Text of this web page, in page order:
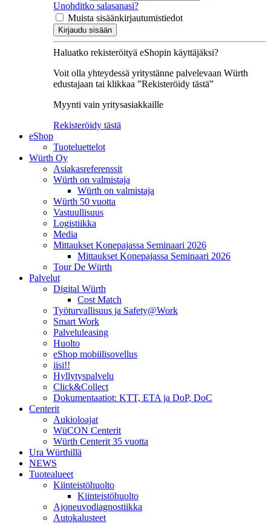
Unohditko salasanasi?
Muista sisäänkirjautumistiedot
Kirjaudu sisään
Haluatko rekisteröityä eShopin käyttäjäksi?
Voit olla yhteydessä yritystänne palvelevaan Würth
edustajaan tai klikkaa ”Rekisteröidy tästä”
Myynti vain yritysasiakkaille
Rekisteröidy tästä
eShop
Tuoteluettelot
Würth Oy
Asiakasreferenssit
Würth on valmistaja
Würth on valmistaja
Würth 50 vuotta
Vastuullisuus
Logistiikka
Media
Mittaukset Konepajassa Seminaari 2026
Mittaukset Konepajassa Seminaari 2026
Tour De Würth
Palvelut
Digital Würth
Cost Match
Työturvallisuus ja Safety@Work
Smart Work
Palveluleasing
Huolto
eShop mobiilisovellus
iisi!!
Hyllytyspalvelu
Click&Collect
Dokumentaatiot: KTT, ETA ja DoP, DoC
Centerit
Aukioloajat
WüCON Centerit
Würth Centerit 35 vuotta
Ura Würthillä
NEWS
Tuotealueet
Kiinteistöhuolto
Kiinteistöhuolto
Ajoneuvodiagnostiikka
Autokalusteet